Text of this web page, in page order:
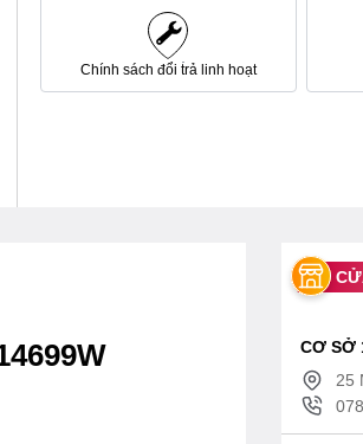
Chính sách đổi trả linh hoạt
CƠ SỞ
25